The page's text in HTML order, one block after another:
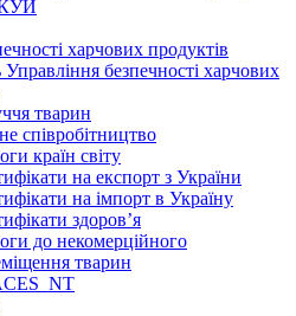
харчових продуктів
Управління безпечності харчових
тварин
співробітництво
країн світу
на експорт з України
на імпорт в Україну
здоров’я
до некомерційного
тварин